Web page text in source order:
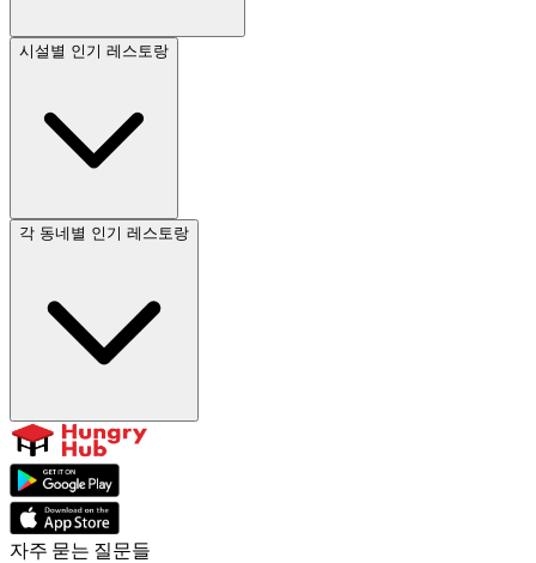
시설별 인기 레스토랑
각 동네별 인기 레스토랑
자주 묻는 질문들